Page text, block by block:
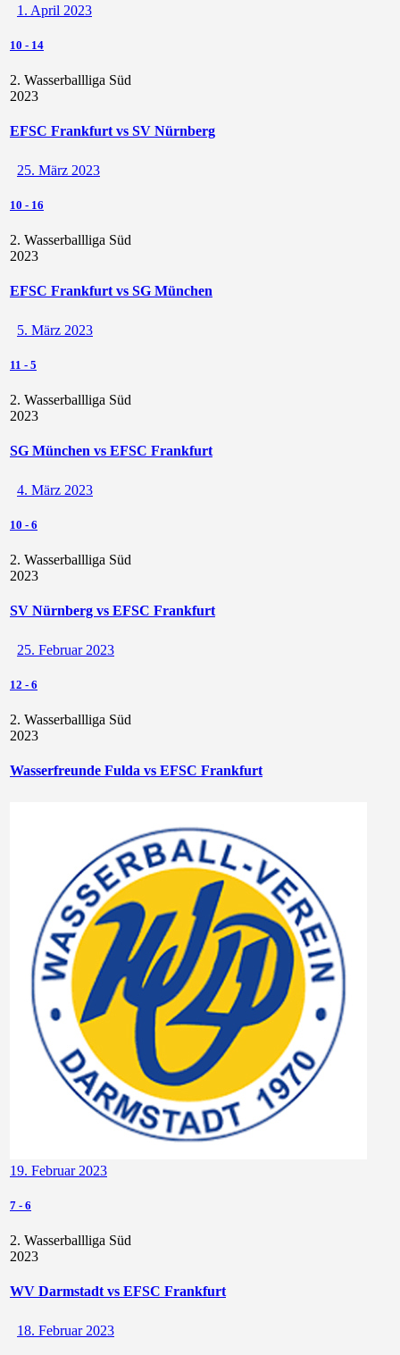
1. April 2023
10 - 14
2. Wasserballliga Süd
2023
EFSC Frankfurt vs SV Nürnberg
25. März 2023
10 - 16
2. Wasserballliga Süd
2023
EFSC Frankfurt vs SG München
5. März 2023
11 - 5
2. Wasserballliga Süd
2023
SG München vs EFSC Frankfurt
4. März 2023
10 - 6
2. Wasserballliga Süd
2023
SV Nürnberg vs EFSC Frankfurt
25. Februar 2023
12 - 6
2. Wasserballliga Süd
2023
Wasserfreunde Fulda vs EFSC Frankfurt
19. Februar 2023
7 - 6
2. Wasserballliga Süd
2023
WV Darmstadt vs EFSC Frankfurt
18. Februar 2023